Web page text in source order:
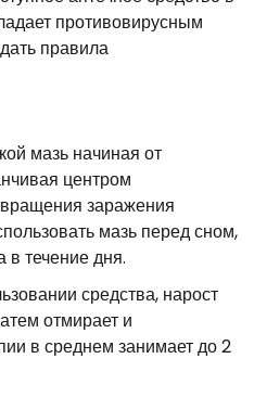
противовирусным
правила
мазь начиная от
центром
заражения
мазь перед сном,
течение дня.
средства, нарост
отмирает и
в среднем занимает до 2